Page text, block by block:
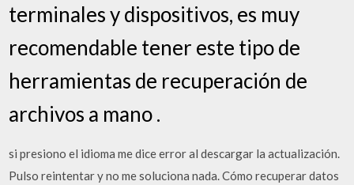
terminales y dispositivos, es muy
recomendable tener este tipo de
herramientas de recuperación de
archivos a mano .
si presiono el idioma me dice error al descargar la actualización.
Pulso reintentar y no me soluciona nada. Cómo recuperar datos